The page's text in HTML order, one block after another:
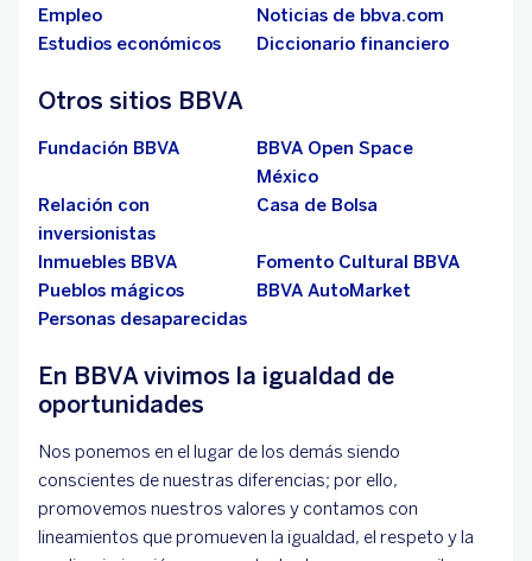
Empleo
Noticias de bbva.com
Estudios económicos
Diccionario financiero
Otros sitios BBVA
Fundación BBVA
BBVA Open Space
México
Relación con
inversionistas
Casa de Bolsa
Inmuebles BBVA
Fomento Cultural BBVA
Pueblos mágicos
BBVA AutoMarket
Personas desaparecidas
En BBVA vivimos la igualdad de
oportunidades
Nos ponemos en el lugar de los demás siendo
conscientes de nuestras diferencias; por ello,
promovemos nuestros valores y contamos con
lineamientos que promueven la igualdad, el respeto y la